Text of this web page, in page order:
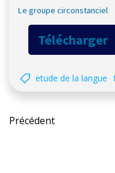
Le groupe circonstanciel
Télécharger
etude de la langue
Post
Précédent